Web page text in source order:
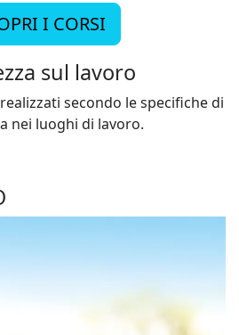
I CORSI
sul lavoro
secondo le specifiche di
nei luoghi di lavoro.